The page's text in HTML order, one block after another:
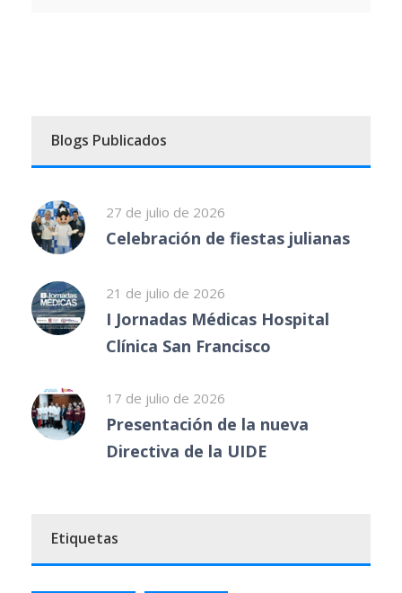
Blogs Publicados
27 de julio de 2026
Celebración de fiestas julianas
21 de julio de 2026
I Jornadas Médicas Hospital
Clínica San Francisco
17 de julio de 2026
Presentación de la nueva
Directiva de la UIDE
Etiquetas